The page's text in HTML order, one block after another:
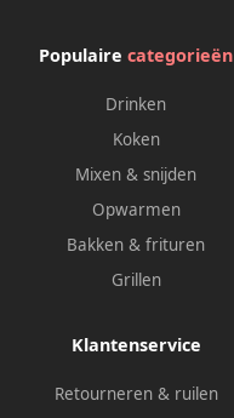
Populaire categorieën
Drinken
Koken
Mixen & snijden
Opwarmen
Bakken & frituren
Grillen
Klantenservice
Retourneren & ruilen